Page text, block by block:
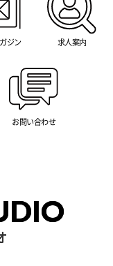
ジン 求人案内
お問い合わせ